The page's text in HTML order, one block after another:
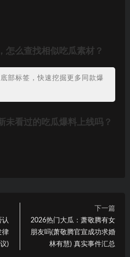
怎么查找相似吃瓜素材？
部标签，快速挖掘更多同款爆
未看过的吃瓜爆料上线吗？
律
)
下一篇
2026热门大瓜：萧敬腾有女
朋友吗(萧敬腾官宣成功求婚
林有慧) 真实事件汇总